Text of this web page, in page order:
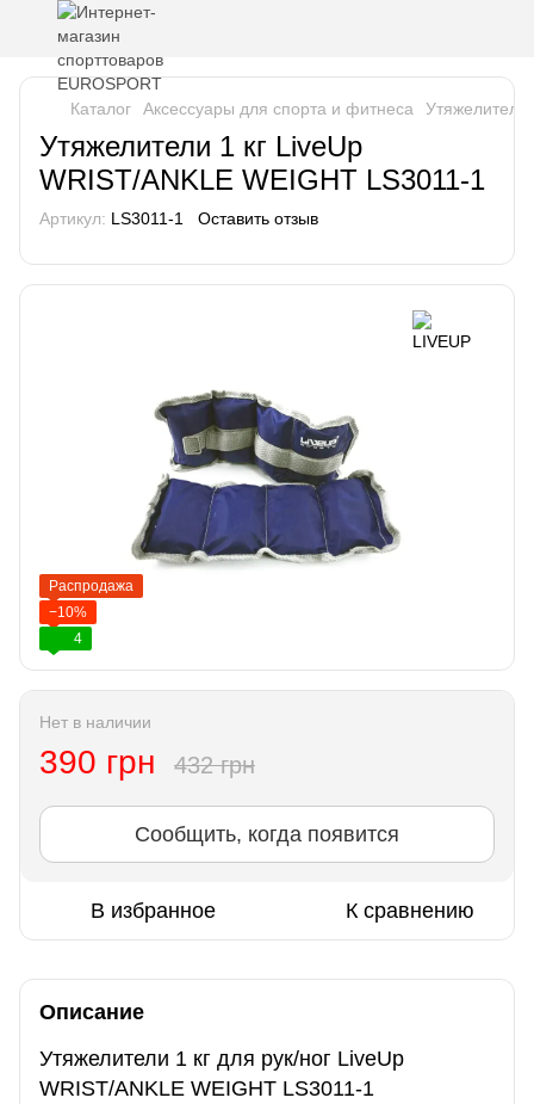
Каталог Аксессуары для спорта и фитнеса Утяжелители
Утяжелители 1 кг LiveUp
WRIST/ANKLE WEIGHT LS3011-1
Артикул: LS3011-1 Оставить отзыв
Распродажа
−10%
4
Нет в наличии
390 грн 432 грн
Сообщить, когда появится
В избранное К сравнению
Описание
Утяжелители 1 кг для рук/ног LiveUp
WRIST/ANKLE WEIGHT LS3011-1